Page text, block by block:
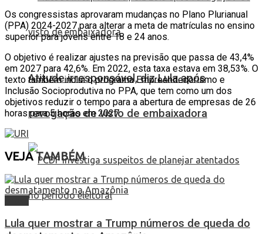
Atitude irresponsável, diz Lula após
revogação de visto de embaixadora
Os congressistas aprovaram mudanças no Plano Plurianual
(PPA) 2024-2027 para alterar a meta de matrículas no ensino
superior para jovens entre 18 e 24 anos.
O objetivo é realizar ajustes na previsão que passa de 43,4%
em 2027 para 42,6%. Em 2022, esta taxa estava em 38,53%. O
texto também inclui o programa Empreendedorismo e
Inclusão Socioprodutiva no PPA, que tem como um dos
objetivos reduzir o tempo para a abertura de empresas de 26
horas para 5 horas em 2027.
VEJATAMBÉM
Lula quer mostrar a Trump números de queda do